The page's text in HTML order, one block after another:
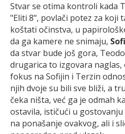
Stvar se otima kontroli kada
"Eliti 8", povlači potez za koji
koštati očinstva, u
da ga kamere ne snimaju,
da stvar bude još gora,
drugarica to izgovara naglas,
fokus na Sofijin i Terzin
njih dvoje su bili sve bliži, a
čeka ništa, već ga je odmah
ostavila, ističući u gostovanju
na ponašanje ovakvog, ali i